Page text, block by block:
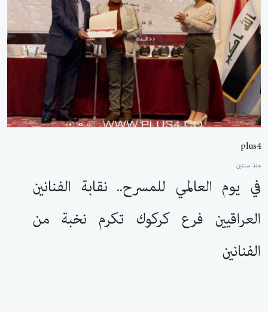
plus4
منذ سنتين
في يوم العالمي للمسرح.. نقابة الفنانين
العراقيين فرع كركوك تكرم نخبة من
الفنانين